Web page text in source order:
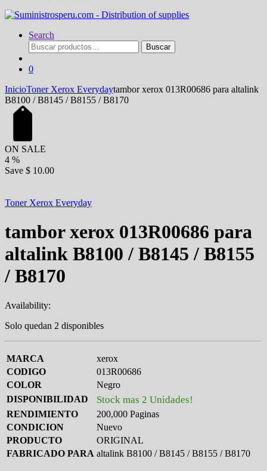
Search
Buscar
por:
Buscar
0
InicioToner Xerox Everydaytambor xerox 013R00686 para altalink
B8100 / B8145 / B8155 / B8170
ON SALE
4 %
Save $ 10.00
Toner Xerox Everyday
tambor xerox 013R00686 para
altalink B8100 / B8145 / B8155
/ B8170
Availability:
Solo quedan 2 disponibles
MARCA
xerox
CODIGO
013R00686
COLOR
Negro
DISPONIBILIDAD
Stock mas 2 Unidades!
RENDIMIENTO
200,000 Paginas
CONDICION
Nuevo
PRODUCTO
ORIGINAL
FABRICADO PARA altalink B8100 / B8145 / B8155 / B8170